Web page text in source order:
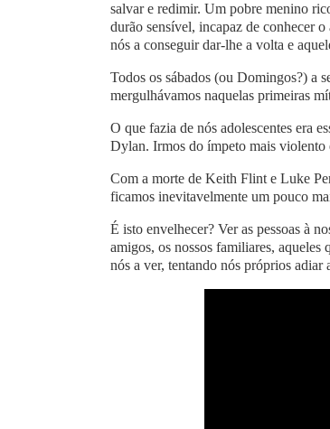
salvar e redimir. Um pobre menino
durão sensível, incapaz de conhecer
nós a conseguir dar-lhe a volta e
Todos os sábados (ou Domingos?) a
mergulhávamos naquelas primeiras
O que fazia de nós adolescentes era
Dylan. Irmos do ímpeto mais violento
Com a morte de Keith Flint e Luke
ficamos inevitavelmente um pouco
É isto envelhecer? Ver as pessoas à
amigos, os nossos familiares,
nós a ver, tentando nós próprios